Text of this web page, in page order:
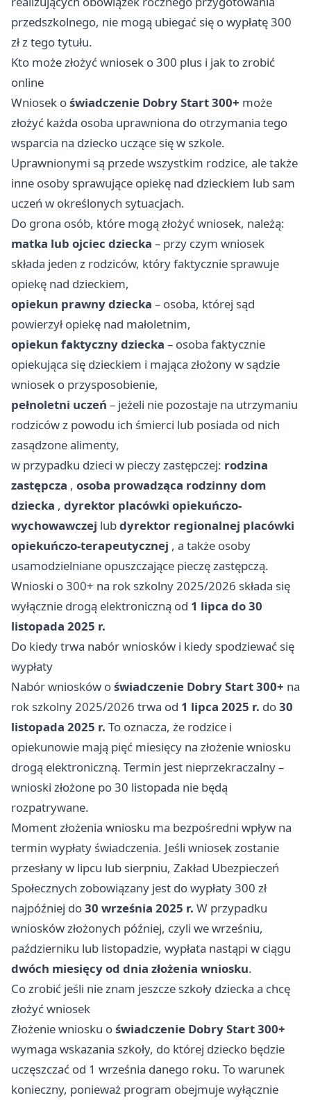
przedszkolnego, nie mogą ubiegać się o wypłatę 300
zł z tego tytułu.
Kto może złożyć wniosek o 300 plus i jak to zrobić
online
Wniosek oświadczenie Dobry Start 300+ może
złożyć każda osoba uprawniona do otrzymania tego
wsparcia na dziecko uczące się w szkole.
Uprawnionymi są przede wszystkim rodzice, ale także
inne osoby sprawujące opiekę nad dzieckiem lub sam
uczeń w określonych sytuacjach.
Do grona osób, które mogą złożyć wniosek, należą:
matka lub ojciec dziecka – przy czym wniosek
składa jeden z rodziców, który faktycznie sprawuje
opiekę nad dzieckiem,
opiekun prawny dziecka – osoba, której sąd
powierzył opiekę nad małoletnim,
opiekun faktyczny dziecka – osoba faktycznie
opiekująca się dzieckiem i mająca złożony w sądzie
wniosek o przysposobienie,
pełnoletni uczeń – jeżeli nie pozostaje na utrzymaniu
rodziców z powodu ich śmierci lub posiada od nich
zasądzone alimenty,
w przypadku dzieci w pieczy zastępczej: rodzina
zastępcza , osoba prowadząca rodzinny dom
dziecka , dyrektor placówki opiekuńczo-
wychowawczej lubdyrektor regionalnej placówki
opiekuńczo-terapeutycznej , a także osoby
usamodzielniane opuszczające pieczę zastępczą.
Wnioski o 300+ na rok szkolny 2025/2026 składa się
wyłącznie drogą elektroniczną od 1 lipca do 30
listopada 2025 r.
Do kiedy trwa nabór wniosków i kiedy spodziewać się
wypłaty
Nabór wniosków oświadczenie Dobry Start 300+ na
rok szkolny 2025/2026 trwa od 1 lipca 2025 r. do30
listopada 2025 r. To oznacza, że rodzice i
opiekunowie mają pięć miesięcy na złożenie wniosku
drogą elektroniczną. Termin jest nieprzekraczalny –
wnioski złożone po 30 listopada nie będą
rozpatrywane.
Moment złożenia wniosku ma bezpośredni wpływ na
termin wypłaty świadczenia. Jeśli wniosek zostanie
przesłany w lipcu lub sierpniu, Zakład Ubezpieczeń
Społecznych zobowiązany jest do wypłaty 300 zł
najpóźniej do30 września 2025 r. W przypadku
wniosków złożonych później, czyli we wrześniu,
październiku lub listopadzie, wypłata nastąpi w ciągu
dwóch miesięcy od dnia złożenia wniosku.
Co zrobić jeśli nie znam jeszcze szkoły dziecka a chcę
złożyć wniosek
Złożenie wniosku oświadczenie Dobry Start 300+
wymaga wskazania szkoły, do której dziecko będzie
uczęszczać od 1 września danego roku. To warunek
konieczny, ponieważ program obejmuje wyłącznie